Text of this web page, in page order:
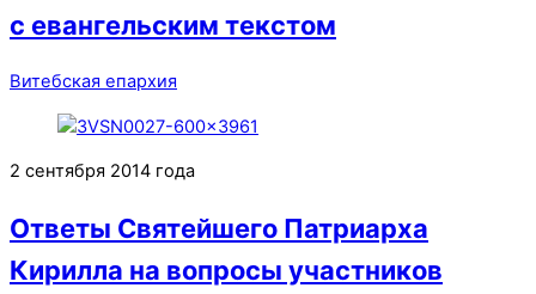
с евангельским текстом
Витебская епархия
2 сентября 2014 года
Ответы Святейшего Патриарха
Кирилла на вопросы участников